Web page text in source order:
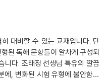
대비할 수 있는 교재입니다. 단
된 독해 문항들이 알차게 구성되
니다. 조태정 선생님 특유의 깔끔
에, 변화된 시험 유형에 불안함을